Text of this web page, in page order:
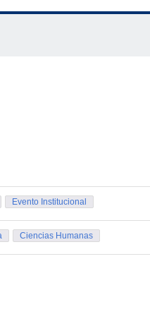
utilizada, os resultados
Evento Institucional
Ciencias Humanas